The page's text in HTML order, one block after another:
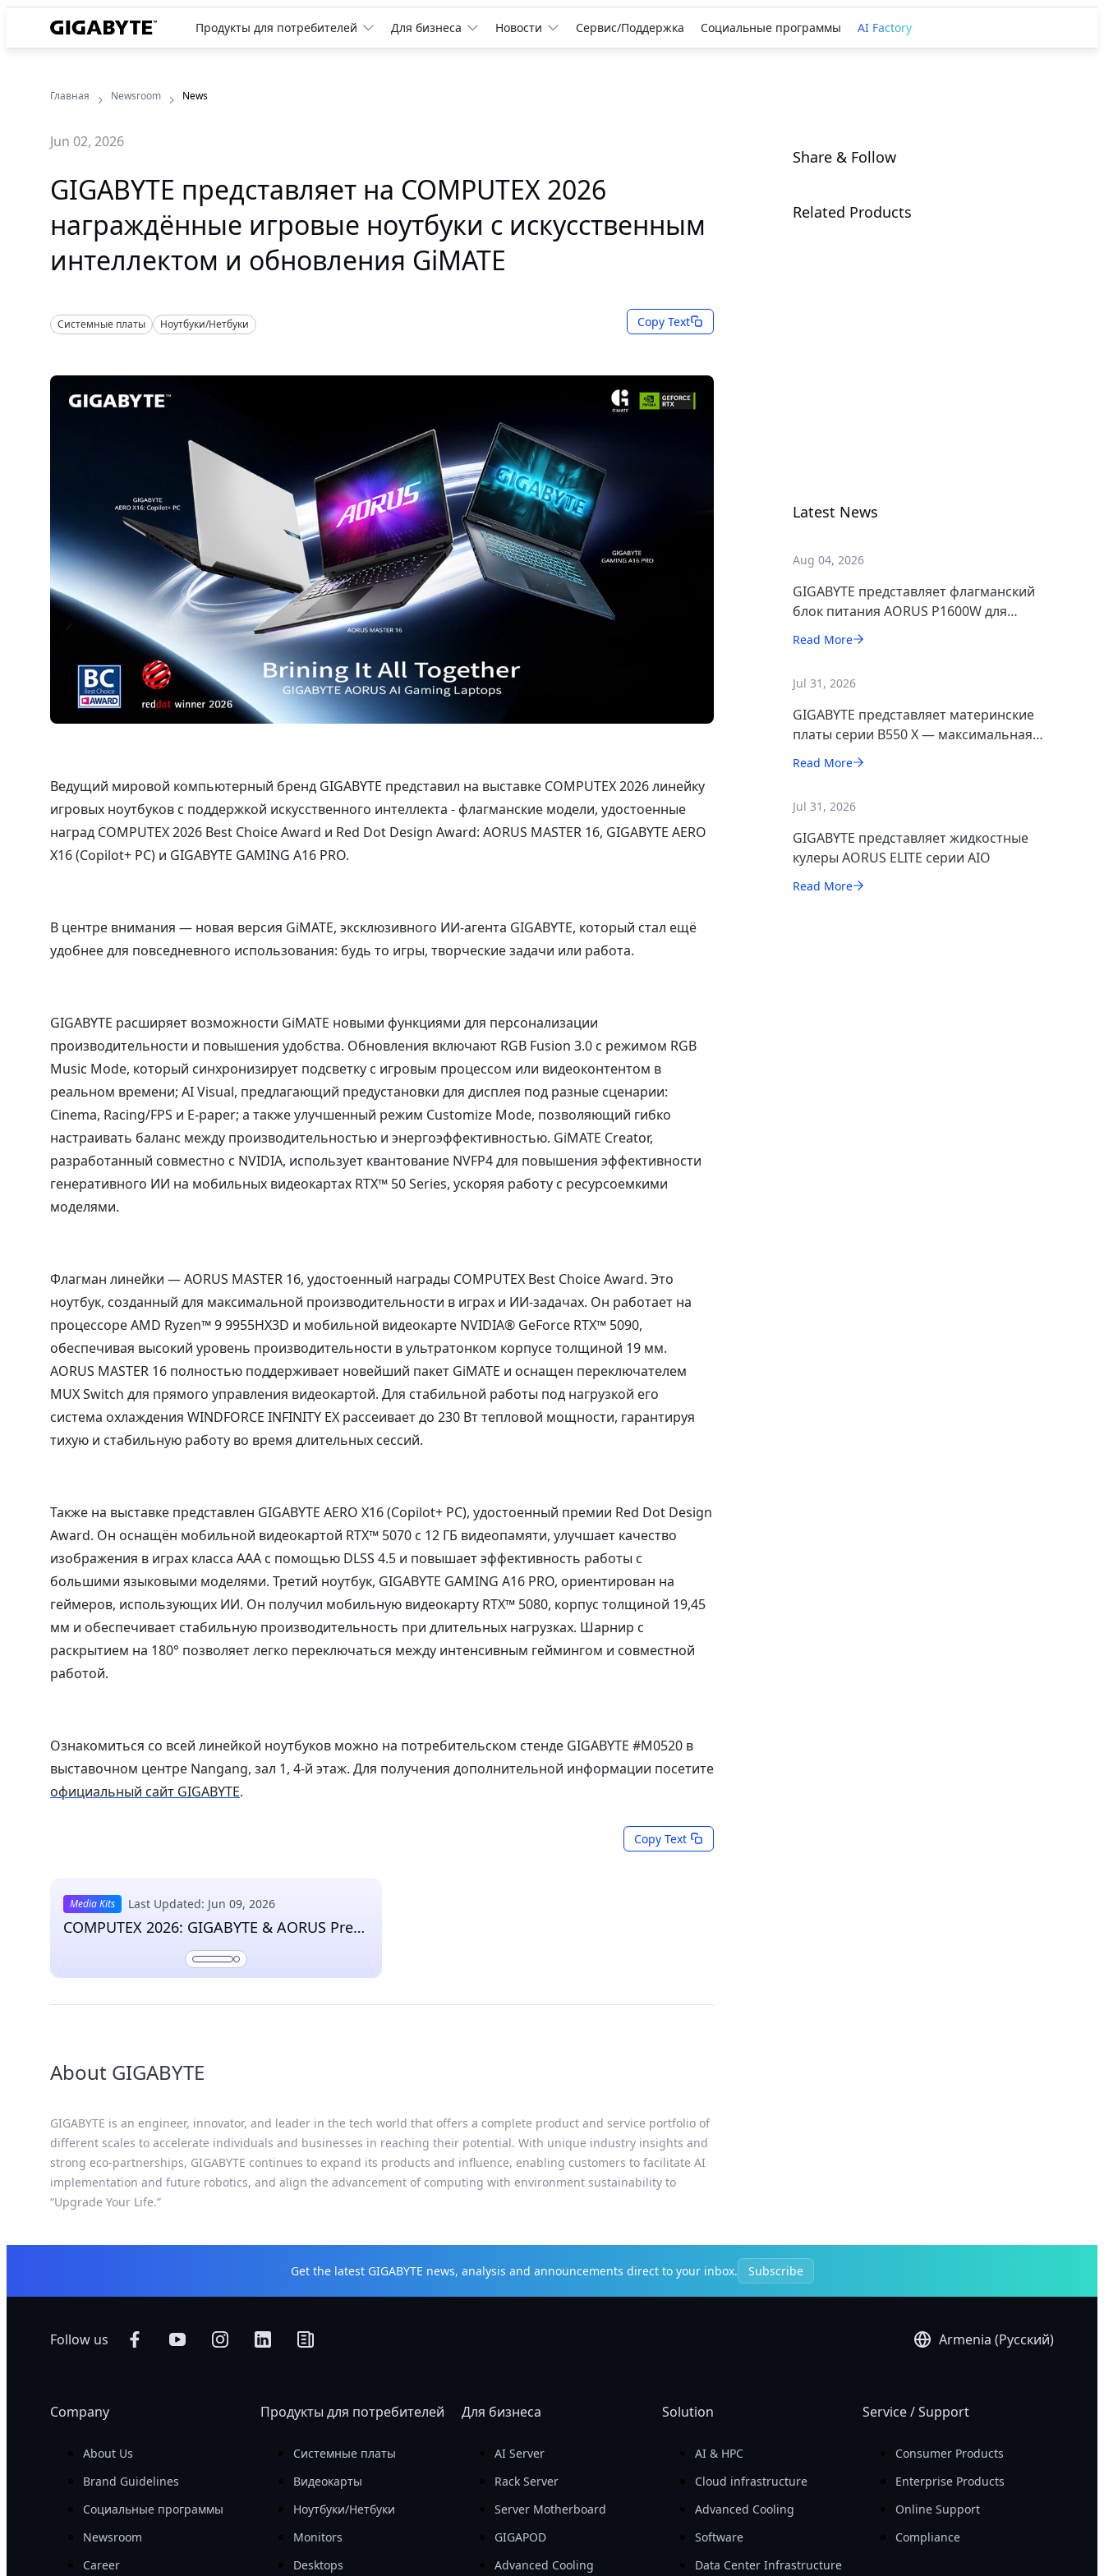
Продукты для потребителей Для бизнеса Новости Сервис/Поддержка Социальные программы AI Factory
Главная Newsroom News
Jun 02, 2026
GIGABYTE представляет на COMPUTEX 2026
награждённые игровые ноутбуки с искусственным
интеллектом и обновления GiMATE
Системные платы Ноутбуки/Нетбуки Copy Text
Ведущий мировой компьютерный бренд GIGABYTE представил на выставке COMPUTEX 2026 линейку
игровых ноутбуков с поддержкой искусственного интеллекта - флагманские модели, удостоенные
наград COMPUTEX 2026 Best Choice Award и Red Dot Design Award: AORUS MASTER 16, GIGABYTE AERO
X16 (Copilot+ PC) и GIGABYTE GAMING A16 PRO.
В центре внимания — новая версия GiMATE, эксклюзивного ИИ-агента GIGABYTE, который стал ещё
удобнее для повседневного использования: будь то игры, творческие задачи или работа.
GIGABYTE расширяет возможности GiMATE новыми функциями для персонализации
производительности и повышения удобства. Обновления включают RGB Fusion 3.0 с режимом RGB
Music Mode, который синхронизирует подсветку с игровым процессом или видеоконтентом в
реальном времени; AI Visual, предлагающий предустановки для дисплея под разные сценарии:
Cinema, Racing/FPS и E-paper; а также улучшенный режим Customize Mode, позволяющий гибко
настраивать баланс между производительностью и энергоэффективностью. GiMATE Creator,
разработанный совместно с NVIDIA, использует квантование NVFP4 для повышения эффективности
генеративного ИИ на мобильных видеокартах RTX™ 50 Series, ускоряя работу с ресурсоемкими
моделями.
Флагман линейки — AORUS MASTER 16, удостоенный награды COMPUTEX Best Choice Award. Это
ноутбук, созданный для максимальной производительности в играх и ИИ-задачах. Он работает на
процессоре AMD Ryzen™ 9 9955HX3D и мобильной видеокарте NVIDIA® GeForce RTX™ 5090,
обеспечивая высокий уровень производительности в ультратонком корпусе толщиной 19 мм.
AORUS MASTER 16 полностью поддерживает новейший пакет GiMATE и оснащен переключателем
MUX Switch для прямого управления видеокартой. Для стабильной работы под нагрузкой его
система охлаждения WINDFORCE INFINITY EX рассеивает до 230 Вт тепловой мощности, гарантируя
тихую и стабильную работу во время длительных сессий.
Также на выставке представлен GIGABYTE AERO X16 (Copilot+ PC), удостоенный премии Red Dot Design
Award. Он оснащён мобильной видеокартой RTX™ 5070 с 12 ГБ видеопамяти, улучшает качество
изображения в играх класса AAA с помощью DLSS 4.5 и повышает эффективность работы с
большими языковыми моделями. Третий ноутбук, GIGABYTE GAMING A16 PRO, ориентирован на
геймеров, использующих ИИ. Он получил мобильную видеокарту RTX™ 5080, корпус толщиной 19,45
мм и обеспечивает стабильную производительность при длительных нагрузках. Шарнир с
раскрытием на 180° позволяет легко переключаться между интенсивным геймингом и совместной
работой.
Ознакомиться со всей линейкой ноутбуков можно на потребительском стенде GIGABYTE #M0520 в
выставочном центре Nangang, зал 1, 4-й этаж. Для получения дополнительной информации посетите
официальный сайт GIGABYTE.
Copy Text
Media Kits Last Updated: Jun 09, 2026
COMPUTEX 2026: GIGABYTE & AORUS Press
Share & Follow
Related Products
Latest News
Aug 04, 2026
GIGABYTE представляет флагманский
блок питания AORUS P1600W для
энтузиастов и локальных ИИ-систем
Read More
Jul 31, 2026
GIGABYTE представляет материнские
платы серии B550 X — максимальная
производительность AM4 в новом
исполнении
Read More
Jul 31, 2026
GIGABYTE представляет жидкостные
кулеры AORUS ELITE серии AIO
Read More
About GIGABYTE
GIGABYTE is an engineer, innovator, and leader in the tech world that offers a complete product and service portfolio of
different scales to accelerate individuals and businesses in reaching their potential. With unique industry insights and
strong eco-partnerships, GIGABYTE continues to expand its products and influence, enabling customers to facilitate AI
implementation and future robotics, and align the advancement of computing with environment sustainability to
“Upgrade Your Life.”
Get the latest GIGABYTE news, analysis and announcements direct to your inbox. Subscribe
Follow us Armenia (Русский)
Company
About Us
Brand Guidelines
Социальные программы
Newsroom
Career
Продукты для потребителей
Системные платы
Видеокарты
Ноутбуки/Нетбуки
Monitors
Desktops
Для бизнеса
AI Server
Rack Server
Server Motherboard
GIGAPOD
Advanced Cooling
Solution
AI & HPC
Cloud infrastructure
Advanced Cooling
Software
Data Center Infrastructure
Service / Support
Consumer Products
Enterprise Products
Online Support
Compliance